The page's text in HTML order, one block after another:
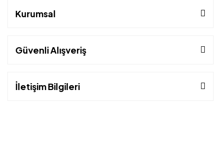
Kurumsal
Güvenli Alışveriş
İletişim Bilgileri